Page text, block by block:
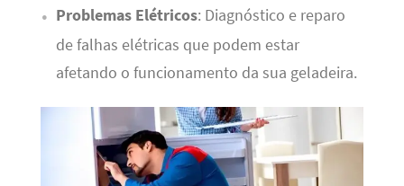
Problemas Elétricos: Diagnóstico e reparo
de falhas elétricas que podem estar
afetando o funcionamento da sua geladeira.